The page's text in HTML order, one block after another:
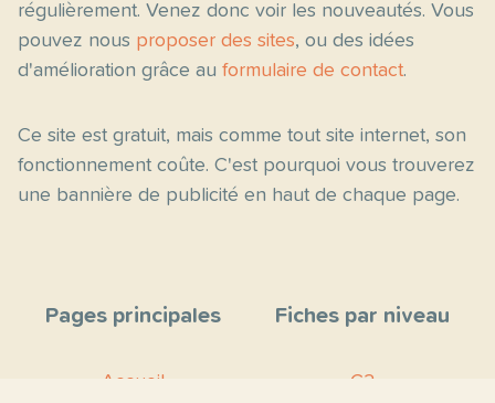
régulièrement. Venez donc voir les nouveautés. Vous
pouvez nous proposer des sites, ou des idées
d'amélioration grâce au formulaire de contact.
Ce site est gratuit, mais comme tout site internet, son
fonctionnement coûte. C'est pourquoi vous trouverez
une bannière de publicité en haut de chaque page.
Pages principales
Accueil
Fiches par niveau
C2